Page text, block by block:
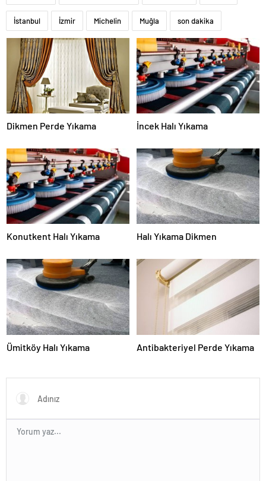
İstanbul İzmir Michelin Muğla son dakika
Dikmen Perde Yıkama İncek Halı Yıkama
Konutkent Halı Yıkama Halı Yıkama Dikmen
Ümitköy Halı Yıkama Antibakteriyel Perde Yıkama